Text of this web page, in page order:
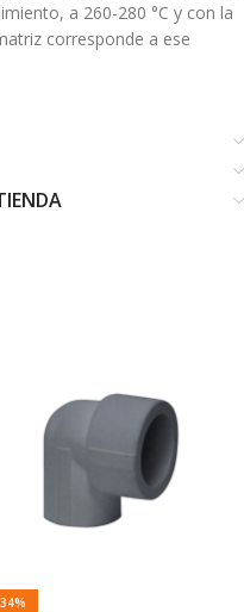
a 260-280 °C y con la
corresponde a ese